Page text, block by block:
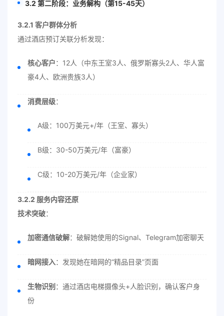
3.2 第二阶段：业务解构（第15-45天）
3.2.1 客户群体分析
通过酒店预订关联分析发现：
核心客户：12人（中东王室3人、俄罗斯寡头2人、华人富
豪4人、欧洲贵族3人）
消费层级：
A级：100万美元+/年（王室、寡头）
B级：30-50万美元/年（富豪）
C级：10-20万美元/年（企业家）
3.2.2 服务内容还原
技术突破：
加密通信破解：破解她使用的Signal、Telegram加密聊天
暗网接入：发现她在暗网的“精品目录”页面
生物识别 ：通过酒店电梯摄像头+人脸识别，确认客户身
份